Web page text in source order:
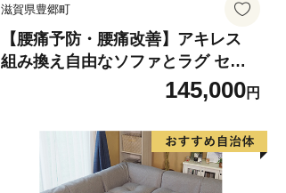
滋賀県豊郷町
【腰痛予防・腰痛改善】アキレス
組み換え自由なソファとラグ セッ
ト うたた寝 コスパ 腰痛改善 日本製
グリーン ソファラグ ソファーラグ
フェイクスエード ソファー ラグ マ
ット 寝具 家具 インテリア 滋賀県
145,000円